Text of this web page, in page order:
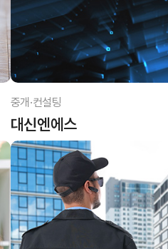
중개·컨설팅
대신엔에스